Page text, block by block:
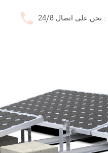
نحن على اتصال 24/8 :